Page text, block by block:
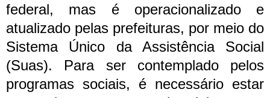
federal, mas é operacionalizado e
atualizado pelas prefeituras, por meio do
Sistema Único da Assistência Social
(Suas). Para ser contemplado pelos
programas sociais, é necessário estar